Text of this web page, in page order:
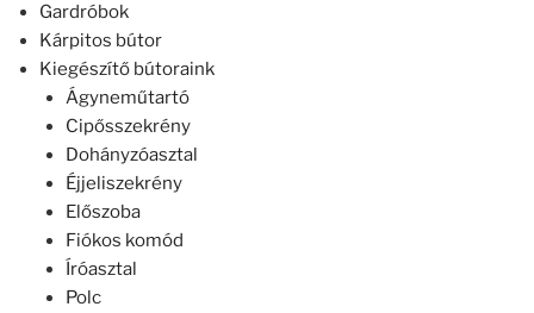
Gardróbok
Kárpitos bútor
Kiegészítő bútoraink
Ágyneműtartó
Cipősszekrény
Dohányzóasztal
Éjjeliszekrény
Előszoba
Fiókos komód
Íróasztal
Polc